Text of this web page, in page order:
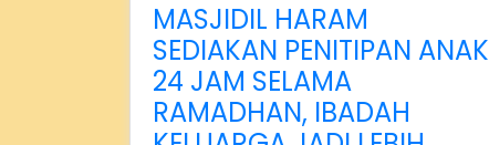
MASJIDIL HARAM
SEDIAKAN PENITIPAN ANAK
24 JAM SELAMA
RAMADHAN, IBADAH